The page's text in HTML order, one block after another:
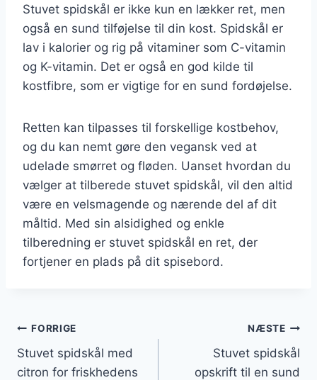
Stuvet spidskål er ikke kun en lækker ret, men
også en sund tilføjelse til din kost. Spidskål er
lav i kalorier og rig på vitaminer som C-vitamin
og K-vitamin. Det er også en god kilde til
kostfibre, som er vigtige for en sund fordøjelse.
Retten kan tilpasses til forskellige kostbehov,
og du kan nemt gøre den vegansk ved at
udelade smørret og fløden. Uanset hvordan du
vælger at tilberede stuvet spidskål, vil den altid
være en velsmagende og nærende del af dit
måltid. Med sin alsidighed og enkle
tilberedning er stuvet spidskål en ret, der
fortjener en plads på dit spisebord.
Indlægsnavigation
FORRIGE
Stuvet spidskål med
citron for friskhedens
NÆSTE
Stuvet spidskål
opskrift til en sund